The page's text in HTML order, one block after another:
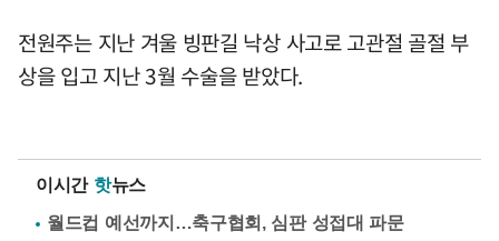
전원주는 지난 겨울 빙판길 낙상 사고로 고관절 골절 부
상을 입고 지난 3월 수술을 받았다.
이시간 핫뉴스
월드컵 예선까지…축구협회, 심판 성접대 파문